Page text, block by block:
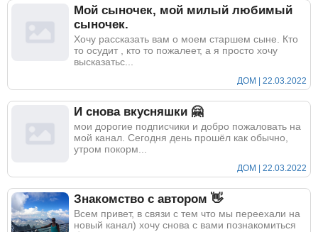
Мой сыночек, мой милый любимый
сыночек.
Хочу рассказать вам о моем старшем сыне. Кто
то осудит , кто то пожалеет, а я просто хочу
высказатьс...
ДОМ | 22.03.2022
И снова вкусняшки 🤗
мои дорогие подписчики и добро пожаловать на
мой канал. Сегодня день прошёл как обычно,
утром покорм...
ДОМ | 22.03.2022
Знакомство с автором 👋
Всем привет, в связи с тем что мы переехали на
новый канал) хочу снова с вами познакомиться